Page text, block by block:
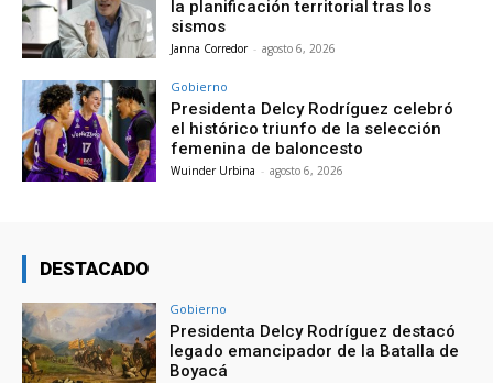
la planificación territorial tras los
sismos
Janna Corredor - agosto 6, 2026
Gobierno
Presidenta Delcy Rodríguez celebró
el histórico triunfo de la selección
femenina de baloncesto
Wuinder Urbina - agosto 6, 2026
DESTACADO
Gobierno
Presidenta Delcy Rodríguez destacó
legado emancipador de la Batalla de
Boyacá